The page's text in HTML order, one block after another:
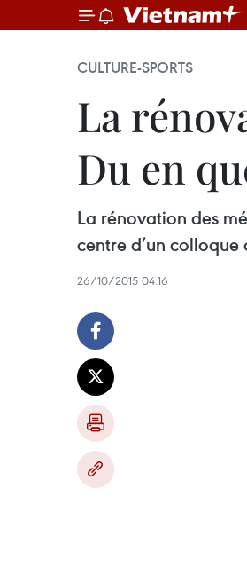
CULTURE-SPORTS
La
Du en
La rénovation des
centre d’un
26/10/2015 04:16